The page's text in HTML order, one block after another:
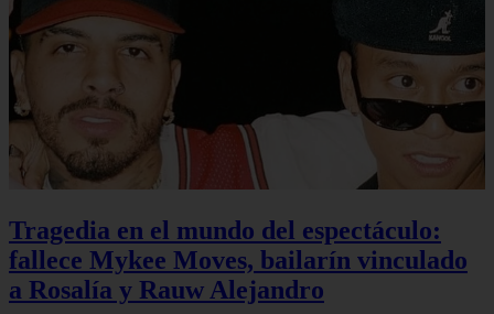
Tragedia en el mundo del espectáculo:
fallece Mykee Moves, bailarín vinculado
a Rosalía y Rauw Alejandro